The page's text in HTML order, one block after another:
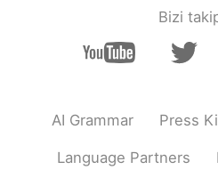
Haha I feel
stomach" is not
but maybe it's
The Korean
KR EN
Bizi
AI Grammar Press
Language Partners